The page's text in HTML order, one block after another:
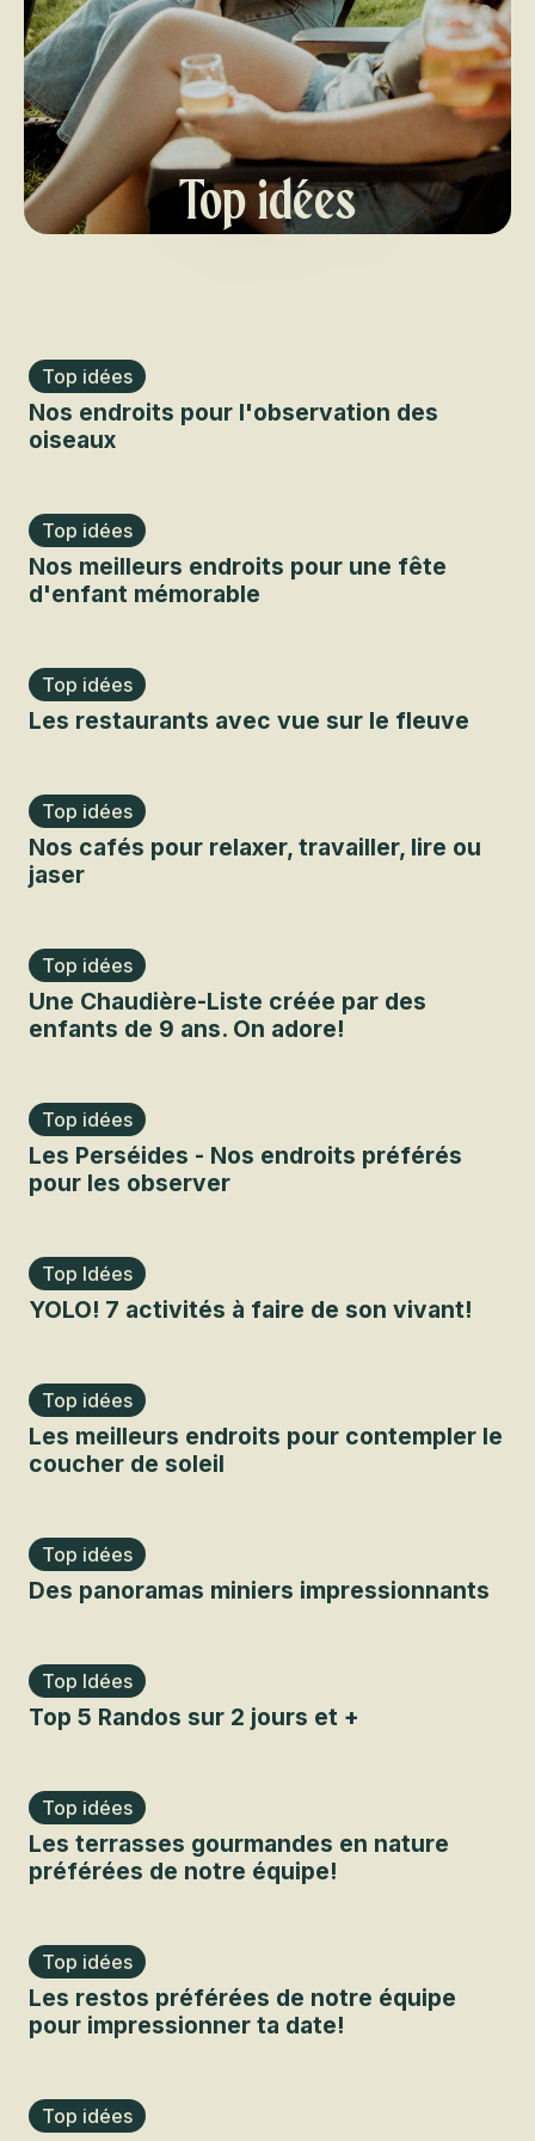
Top idées
Top idées
Nos endroits pour l'observation des
oiseaux
Top idées
Nos meilleurs endroits pour une fête
d'enfant mémorable
Top idées
Les restaurants avec vue sur le fleuve
Top idées
Nos cafés pour relaxer, travailler, lire ou
jaser
Top idées
Une Chaudière-Liste créée par des
enfants de 9 ans. On adore!
Top idées
Les Perséides - Nos endroits préférés
pour les observer
Top Idées
YOLO! 7 activités à faire de son vivant!
Top idées
Les meilleurs endroits pour contempler le
coucher de soleil
Top idées
Des panoramas miniers impressionnants
Top Idées
Top 5 Randos sur 2 jours et +
Top idées
Les terrasses gourmandes en nature
préférées de notre équipe!
Top idées
Les restos préférées de notre équipe
pour impressionner ta date!
Top idées